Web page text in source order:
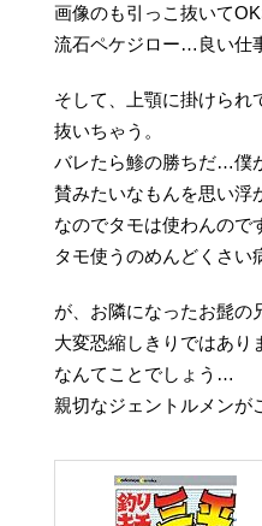
画像のも引っこ抜いて
流石ペケジロー…良い仕
そして、上顎に掛けられ
抜いちゃう。
バレたら鯵の勝ちだ…僕
賛みたいなもんを思い浮
なのでタモは使わんので
タモ使うのめんどくさ
が、お隣になったお髭の
大変恐縮しきりではあり
なんてことでしょう…
親切なジェントルメンが